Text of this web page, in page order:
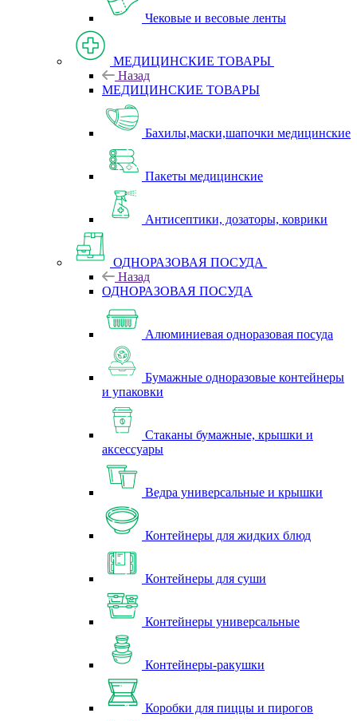
Чековые и весовые ленты
МЕДИЦИНСКИЕ ТОВАРЫ
Назад
МЕДИЦИНСКИЕ ТОВАРЫ
Бахилы,маски,шапочки медицинские
Пакеты медицинские
Антисептики, дозаторы, коврики
ОДНОРАЗОВАЯ ПОСУДА
Назад
ОДНОРАЗОВАЯ ПОСУДА
Алюминиевая одноразовая посуда
Бумажные одноразовые контейнеры
и упаковки
Стаканы бумажные, крышки и
аксессуары
Ведра универсальные и крышки
Контейнеры для жидких блюд
Контейнеры для суши
Контейнеры универсальные
Контейнеры-ракушки
Коробки для пиццы и пирогов